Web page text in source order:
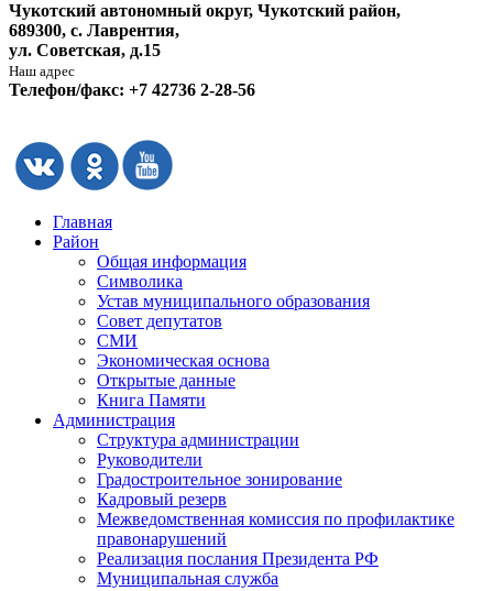
Чукотский автономный округ, Чукотский район,
689300, с. Лаврентия,
ул. Советская, д.15
Наш адрес
Телефон/факс: +7 42736 2-28-56
Главная
Район
Общая информация
Символика
Устав муниципального образования
Совет депутатов
СМИ
Экономическая основа
Открытые данные
Книга Памяти
Администрация
Структура администрации
Руководители
Градостроительное зонирование
Кадровый резерв
Межведомственная комиссия по профилактике
правонарушений
Реализация послания Президента РФ
Муниципальная служба